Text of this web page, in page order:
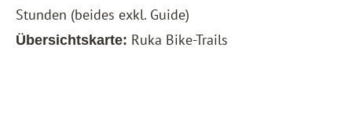
Stunden (beides exkl. Guide)
Übersichtskarte: Ruka Bike-Trails